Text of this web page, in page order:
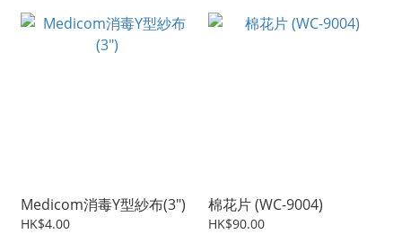
Medicom消毒Y型紗布(3")
HK$4.00
棉花片 (WC-9004)
HK$90.00